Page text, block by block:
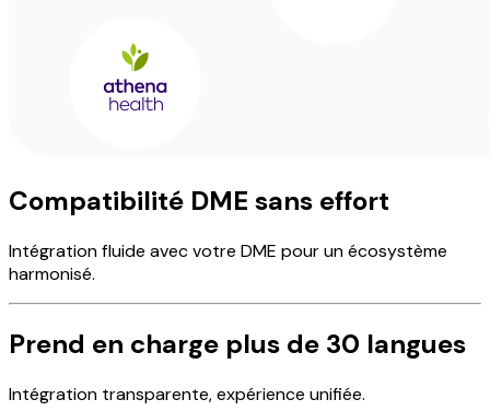
Compatibilité DME sans effort
Intégration fluide avec votre DME pour un écosystème
harmonisé.
Prend en charge plus de 30 langues
Intégration transparente, expérience unifiée.